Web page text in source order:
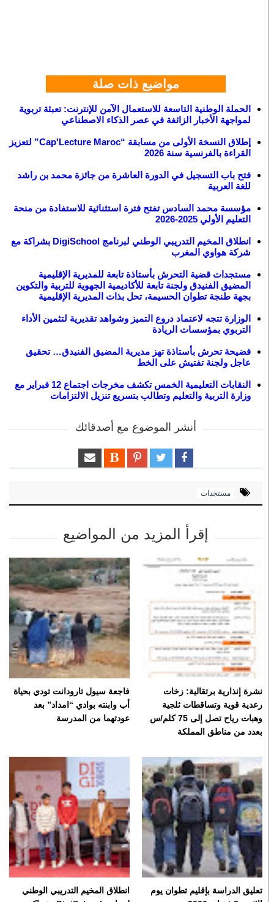
مواضيع ذات صلة
الحملة الوطنية التاسعة للاستعمال الآمن للإنترنت: تعبئة تربوية
لمواجهة الأخبار الزائفة في عصر الذكاء الاصطناعي
إطلاق النسخة الأولى من مسابقة “Cap'Lecture Maroc” لتعزيز
القراءة بالفرنسية سنة 2026
فتح باب التسجيل في الدورة العاشرة من جائزة محمد بن راشد
للغة العربية
مؤسسة محمد السادس تفتح فترة استثنائية للاستفادة من منحة
التعليم الأولي 2025-2026
انطلاق المخيم التدريبي الوطني لبرنامج DigiSchool بشراكة مع
شركة هواوي المغرب
مستجدات قضية التحرش بأستاذة تابعة للمديرية الإقليمية
المضيق الفنيدق ولجنة تابعة للأكاديمية الجهوية للتربية والتكوين
بجهة طنجة تطوان الحسيمة، تحل بذات المديرية الإقليمية
الوزارة تتجه لاعتماد دروع التميز وشواهد تقديرية لتثمين الأداء
التربوي بمؤسسات الريادة
فضيحة تحرش بأستاذة تهز مديرية المضيق الفنيدق… تحقيق
عاجل ولجنة تفتيش على الخط
النقابات التعليمية الخمس تكشف مخرجات اجتماع 12 فبراير مع
وزارة التربية والتعليم وتطالب بتسريع تنزيل الالتزامات
أنشر الموضوع مع أصدقائك
مستجدات
إقرأ المزيد من المواضيع
نشرة إنذارية برتقالية: زخات
رعدية قوية وتساقطات ثلجية
وهبات رياح تصل إلى 75 كلم/س
بعدد من مناطق المملكة
فاجعة سيول تارودانت تودي بحياة
أب وابنته بوادي “امداد” بعد
عودتهما من المدرسة
تعليق الدراسة بإقليم تطوان يوم
انطلاق المخيم التدريبي الوطني